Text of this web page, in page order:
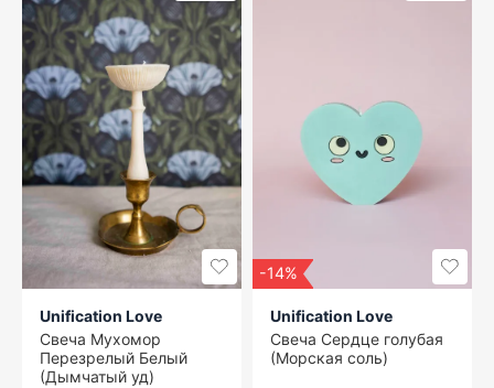
Unification Love
Свеча Мухомор
Перезрелый Белый
(Дымчатый уд)
-14%
Unification Love
Свеча Сердце голубая
(Морская соль)